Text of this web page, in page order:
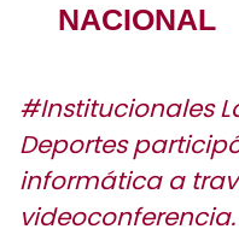
NACIONAL
#Institucionales
Deportes
informática a
videoconferencia.